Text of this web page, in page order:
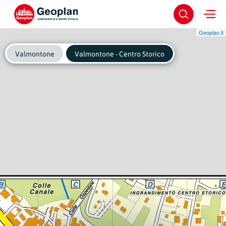
Geoplan.it
Valmontone Valmontone - Centro Storico